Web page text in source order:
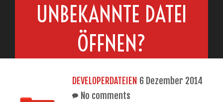
UNBEKANNTE DATEI
ÖFFNEN?
DEVELOPERDATEIEN 6 Dezember 2014
No comments